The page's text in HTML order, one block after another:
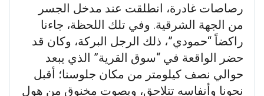
رصاصات غادرة، انطلقت عند مدخل الجسر
من الجهة الشرقية. وفي تلك اللحظة، جاءنا
راكضاً “حمودي”، ذلك الرجل البركة، وكان قد
حضر الواقعة في “سوق القرية” الذي يبعد
حوالي نصف كيلومتر من مكان جلوسنا؛ أقبل
نحونا وأنفاسه تتلاحق، وبصوت مخنوق من هول